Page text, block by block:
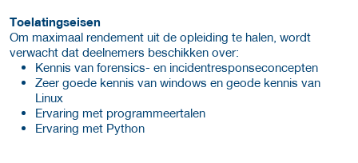
Toelatingseisen
Om maximaal rendement uit de opleiding te halen, wordt
verwacht dat deelnemers beschikken over:
Kennis van forensics- en incidentresponseconcepten
Zeer goede kennis van windows en geode kennis van
Linux
Ervaring met programmeertalen
Ervaring met Python